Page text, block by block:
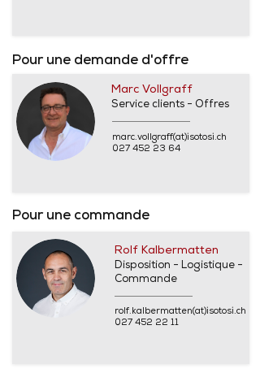
Pour une demande d'offre
Marc Vollgraff
Service clients - Offres
marc.vollgraff(at)isotosi.ch
027 452 23 64
Pour une commande
Rolf Kalbermatten
Disposition - Logistique -
Commande
rolf.kalbermatten(at)isotosi.ch
027 452 22 11